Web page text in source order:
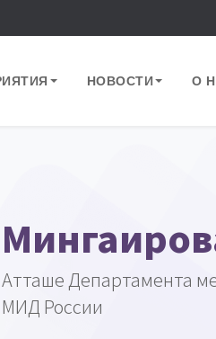
НОВОСТИ О
Атташе Департамента
МИД России